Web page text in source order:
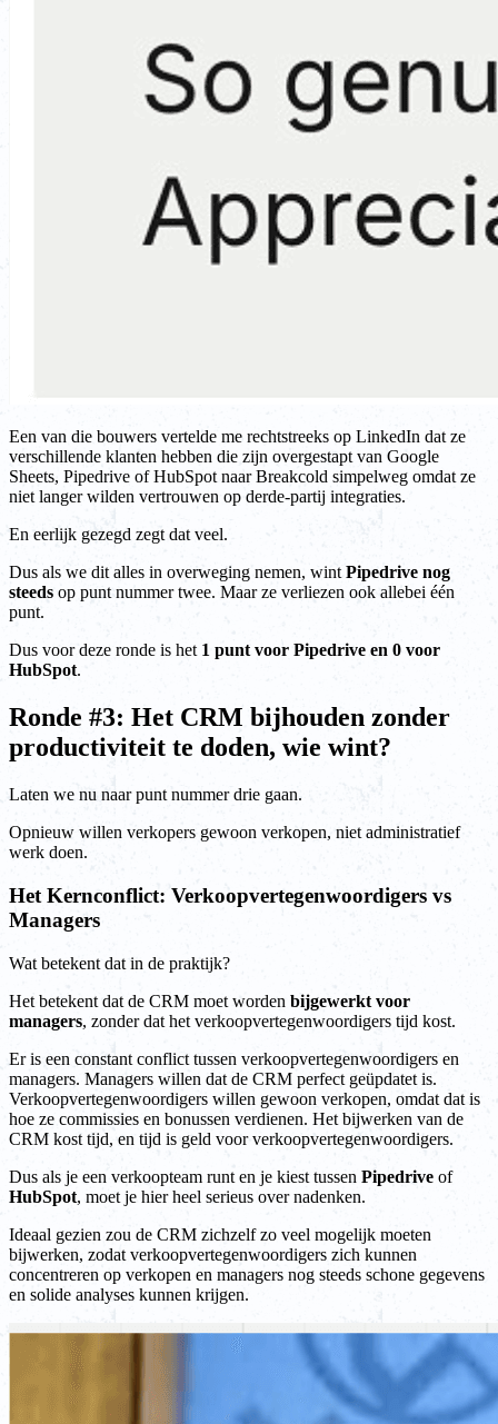
Een van die bouwers vertelde me rechtstreeks op LinkedIn dat ze
verschillende klanten hebben die zijn overgestapt van Google
Sheets, Pipedrive of HubSpot naar Breakcold simpelweg omdat ze
niet langer wilden vertrouwen op derde-partij integraties.
En eerlijk gezegd zegt dat veel.
Dus als we dit alles in overweging nemen, wintPipedrive nog
steeds op punt nummer twee. Maar ze verliezen ook allebei één
punt.
Dus voor deze ronde is het 1 punt voor Pipedrive en 0 voor
HubSpot.
Ronde #3: Het CRM bijhouden zonder
productiviteit te doden, wie wint?
Laten we nu naar punt nummer drie gaan.
Opnieuw willen verkopers gewoon verkopen, niet administratief
werk doen.
Het Kernconflict: Verkoopvertegenwoordigers vs
Managers
Wat betekent dat in de praktijk?
Het betekent dat de CRM moet worden bijgewerkt voor
managers, zonder dat het verkoopvertegenwoordigers tijd kost.
Er is een constant conflict tussen verkoopvertegenwoordigers en
managers. Managers willen dat de CRM perfect geüpdatet is.
Verkoopvertegenwoordigers willen gewoon verkopen, omdat dat is
hoe ze commissies en bonussen verdienen. Het bijwerken van de
CRM kost tijd, en tijd is geld voor verkoopvertegenwoordigers.
Dus als je een verkoopteam runt en je kiest tussen Pipedrive of
HubSpot, moet je hier heel serieus over nadenken.
Ideaal gezien zou de CRM zichzelf zo veel mogelijk moeten
bijwerken, zodat verkoopvertegenwoordigers zich kunnen
concentreren op verkopen en managers nog steeds schone gegevens
en solide analyses kunnen krijgen.